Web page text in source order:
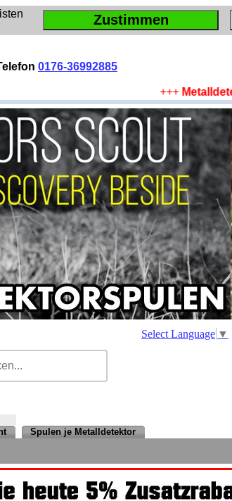
Zustimmen
0176-36992885
Select Language ▼
Spulen je Metalldetektor